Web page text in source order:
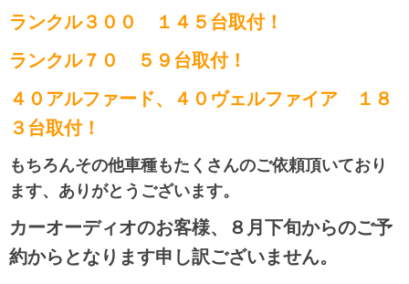
ランクル３００ １４５台取付！
ランクル７０ ５９台取付！
４０アルファード、４０ヴェルファイア １８
３台取付！
もちろんその他車種もたくさんのご依頼頂いており
ます、ありがとうございます。
カーオーディオのお客様、８月下旬からのご予
約からとなります申し訳ございません。